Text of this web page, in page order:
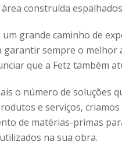
área construída
grande caminho de
garantir sempre o melhor
que a Fetz também
o número de soluções
e serviços,
de matérias-primas
na sua obra.